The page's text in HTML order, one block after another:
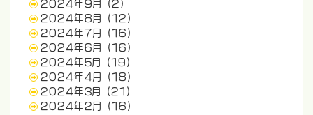
2024年9月
(2)
2024年8月
(12)
2024年7月
(16)
2024年6月
(16)
2024年5月
(19)
2024年4月
(18)
2024年3月
(21)
2024年2月
(16)